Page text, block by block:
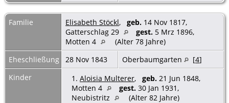
Familie Elisabeth Stöckl, geb. 14 Nov 1817,
Gatterschlag 29
gest. 5 Mrz 1896,
Motten 4
(Alter 78 Jahre)
Eheschließung
28 Nov 1843 Oberbaumgarten [4]
Kinder
1. Aloisia Multerer, geb. 21 Jun 1848,
Motten 4
gest. 30 Jan 1931,
Neubistritz
(Alter 82 Jahre)